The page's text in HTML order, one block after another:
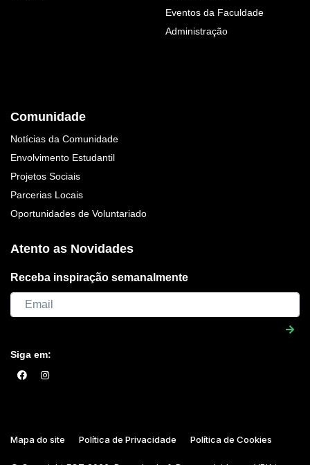
Eventos da Faculdade
Administração
Comunidade
Notícias da Comunidade
Envolvimento Estudantil
Projetos Sociais
Parcerias Locais
Oportunidades de Voluntariado
Atento as Novidades
Receba inspiração semanalmente
Siga em:
Mapa do site Política de Privacidade Política de Cookies